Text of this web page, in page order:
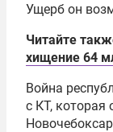
Ущерб он
Читайте
хищение 64
Война
с КТ, которая